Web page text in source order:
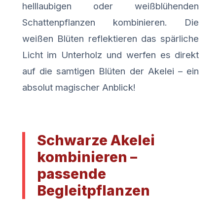
helllaubigen oder weißblühenden
Schattenpflanzen kombinieren. Die
weißen Blüten reflektieren das spärliche
Licht im Unterholz und werfen es direkt
auf die samtigen Blüten der Akelei – ein
absolut magischer Anblick!
Schwarze Akelei
kombinieren –
passende
Begleitpflanzen